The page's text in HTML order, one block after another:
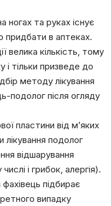
ногах та руках існує
придбати в аптеках.
велика кількість, тому
і тільки призведе до
методу лікування
подолог після огляду
пластини від м’яких
подолог
відшарування
і грибок, алергія).
підбирає
випадку